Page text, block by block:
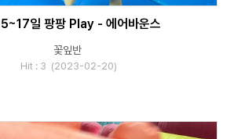
일 팡팡 Play - 에어바운스
꽃잎반
Hit : 3 (2023-02-20)